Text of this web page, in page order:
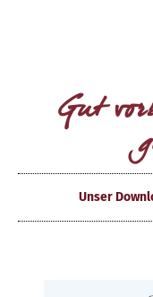
Gut
Unser